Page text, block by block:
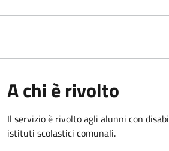
A chi è rivolto
Il servizio è rivolto agli alunni con
istituti scolastici comunali.